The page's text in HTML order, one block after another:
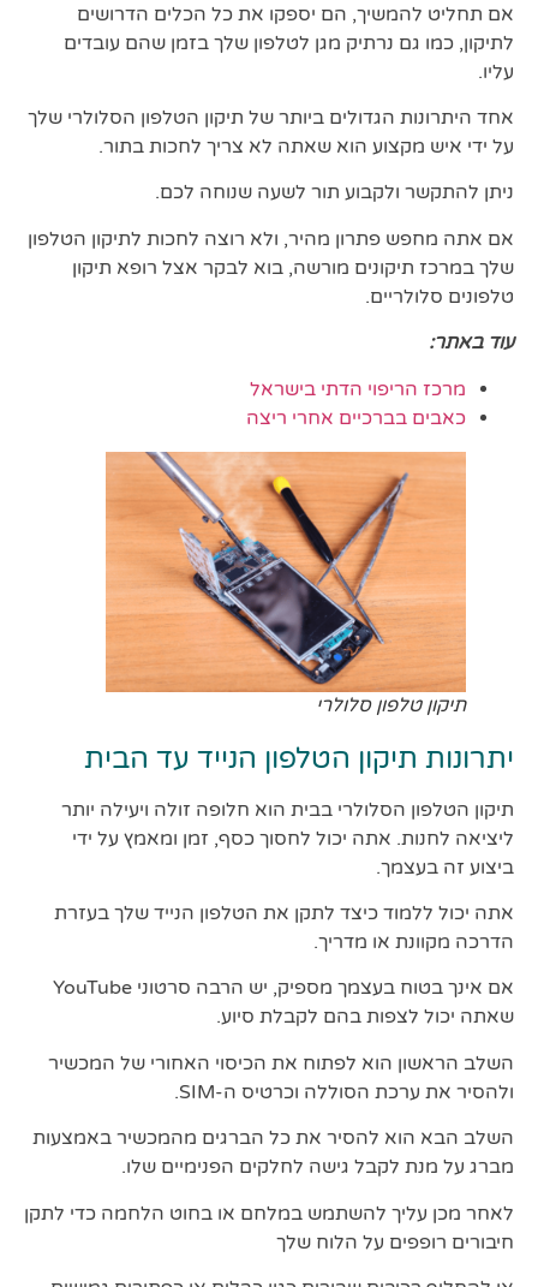
אם תחליט להמשיך, הם יספקו את כל הכלים הדרושים
לתיקון, כמו גם נרתיק מגן לטלפון שלך בזמן שהם עובדים
עליו.
אחד היתרונות הגדולים ביותר של תיקון הטלפון הסלולרי שלך
על ידי איש מקצוע הוא שאתה לא צריך לחכות בתור.
ניתן להתקשר ולקבוע תור לשעה שנוחה לכם.
אם אתה מחפש פתרון מהיר, ולא רוצה לחכות לתיקון הטלפון
שלך במרכז תיקונים מורשה, בוא לבקר אצל רופא תיקון
טלפונים סלולריים.
עוד באתר:
מרכז הריפוי הדתי בישראל
כאבים בברכיים אחרי ריצה
תיקון טלפון סלולרי
יתרונות תיקון הטלפון הנייד עד הבית
תיקון הטלפון הסלולרי בבית הוא חלופה זולה ויעילה יותר
ליציאה לחנות. אתה יכול לחסוך כסף, זמן ומאמץ על ידי
ביצוע זה בעצמך.
אתה יכול ללמוד כיצד לתקן את הטלפון הנייד שלך בעזרת
הדרכה מקוונת או מדריך.
אם אינך בטוח בעצמך מספיק, יש הרבה סרטוני YouTube
שאתה יכול לצפות בהם לקבלת סיוע.
השלב הראשון הוא לפתוח את הכיסוי האחורי של המכשיר
ולהסיר את ערכת הסוללה וכרטיס ה-SIM.
השלב הבא הוא להסיר את כל הברגים מהמכשיר באמצעות
מברג על מנת לקבל גישה לחלקים הפנימיים שלו.
לאחר מכן עליך להשתמש במלחם או בחוט הלחמה כדי לתקן
חיבורים רופפים על הלוח שלך